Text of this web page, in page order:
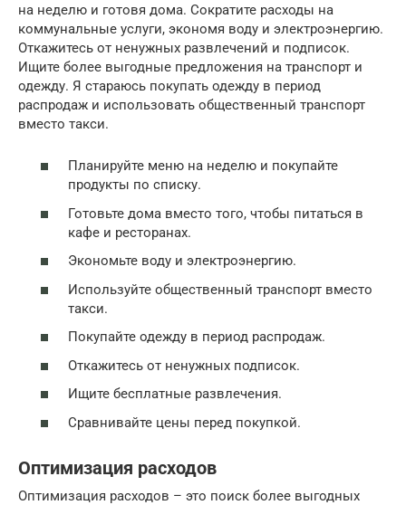
на неделю и готовя дома. Сократите расходы на
коммунальные услуги, экономя воду и электроэнергию.
Откажитесь от ненужных развлечений и подписок.
Ищите более выгодные предложения на транспорт и
одежду. Я стараюсь покупать одежду в период
распродаж и использовать общественный транспорт
вместо такси.
Планируйте меню на неделю и покупайте
продукты по списку.
Готовьте дома вместо того, чтобы питаться в
кафе и ресторанах.
Экономьте воду и электроэнергию.
Используйте общественный транспорт вместо
такси.
Покупайте одежду в период распродаж.
Откажитесь от ненужных подписок.
Ищите бесплатные развлечения.
Сравнивайте цены перед покупкой.
Оптимизация расходов
Оптимизация расходов – это поиск более выгодных